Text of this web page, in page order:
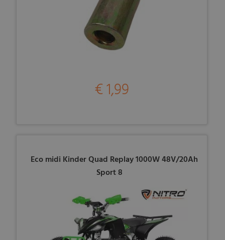
€ 1,99
Eco midi Kinder Quad Replay 1000W 48V/20Ah
Sport 8